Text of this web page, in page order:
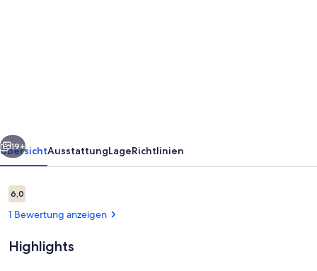
und
Klimaanlage
Weiter
19+
ÜbersichtAusstattungLageRichtlinien
Bewertungen
6,06,0 von 10.
1 Bewertung anzeigen
Highlights